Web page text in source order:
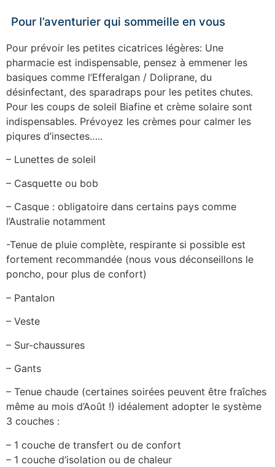
Pour l’aventurier qui sommeille en vous
Pour prévoir les petites cicatrices légères: Une
pharmacie est indispensable, pensez à emmener les
basiques comme l’Efferalgan / Doliprane, du
désinfectant, des sparadraps pour les petites chutes.
Pour les coups de soleil Biafine et crème solaire sont
indispensables. Prévoyez les crèmes pour calmer les
piqures d’insectes…..
– Lunettes de soleil
– Casquette ou bob
– Casque : obligatoire dans certains pays comme
l’Australie notamment
-Tenue de pluie complète, respirante si possible est
fortement recommandée (nous vous déconseillons le
poncho, pour plus de confort)
– Pantalon
– Veste
– Sur-chaussures
– Gants
– Tenue chaude (certaines soirées peuvent être fraîches
même au mois d’Août !) idéalement adopter le système
3 couches :
– 1 couche de transfert ou de confort
– 1 couche d’isolation ou de chaleur